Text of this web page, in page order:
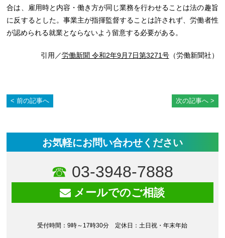
合は、雇用時と内容・働き方が同じ業務を行わせることは法の趣旨
に反するとした。事業主が指揮監督することは許されず、労働者性
が認められる就業とならないよう留意する必要がある。
引用／労働新聞 令和2年9月7日第3271号（労働新聞社）
前の記事へ 次の記事へ
お気軽にお問い合わせください
03-3948-7888
メールでのご相談
受付時間：9時～17時30分 定休日：土日祝・年末年始